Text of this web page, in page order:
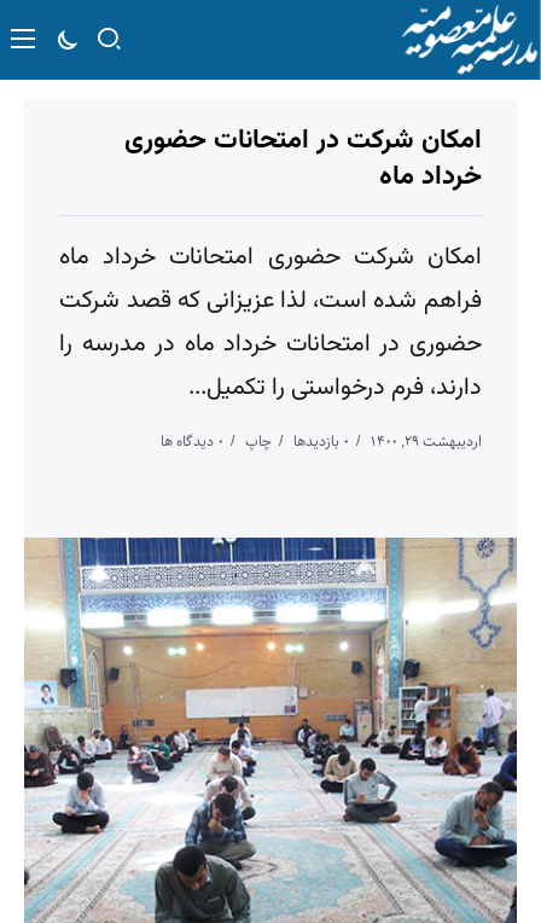
امکان شرکت در امتحانات حضوری
خرداد ماه
امکان شرکت حضوری امتحانات خرداد ماه
فراهم شده است، لذا عزیزانی که قصد شرکت
حضوری در امتحانات خرداد ماه در مدرسه را
دارند، فرم درخواستی را تکمیل...
اردیبهشت ۲۹, ۱۴۰۰ ۰ بازدیدها چاپ ۰ دیدگاه ها